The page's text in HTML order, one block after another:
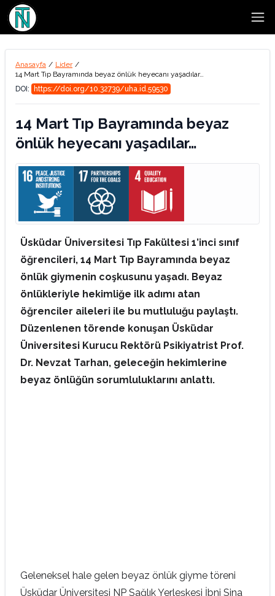
Anasayfa / Lider /
14 Mart Tıp Bayramında beyaz önlük heyecanı yaşadılar…
DOI:
https://doi.org/10.32739/uha.id.59530
14 Mart Tıp Bayramında beyaz
önlük heyecanı yaşadılar…
Üsküdar Üniversitesi Tıp Fakültesi 1’inci sınıf
öğrencileri, 14 Mart Tıp Bayramında beyaz
önlük giymenin coşkusunu yaşadı. Beyaz
önlükleriyle hekimliğe ilk adımı atan
öğrenciler aileleri ile bu mutluluğu paylaştı.
Düzenlenen törende konuşan Üsküdar
Üniversitesi Kurucu Rektörü Psikiyatrist Prof.
Dr. Nevzat Tarhan, geleceğin hekimlerine
beyaz önlüğün sorumluluklarını anlattı.
Geleneksel hale gelen beyaz önlük giyme töreni
Üsküdar Üniversitesi NP Sağlık Yerleşkesi İbni Sina